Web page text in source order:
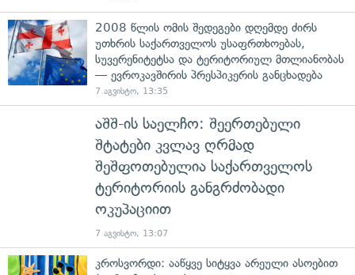
2008 წლის ომის შედეგები დღემდე ძირს
უთხრის საქართველოს უსაფრთხოებას,
სუვერენიტეტსა და ტერიტორიულ მთლიანობას
— ევროკავშირის პრესპიკერის განცხადება
7 აგვისტო, 13:35
აშშ-ის საელჩო: შეერთებული
შტატები კვლავ ღრმად
შეშფოთებულია საქართველოს
ტერიტორიის განგრძობადი
ოკუპაციით
7 აგვისტო, 13:07
კროსვორდი: ააწყვე სიტყვა არეული ასოებით